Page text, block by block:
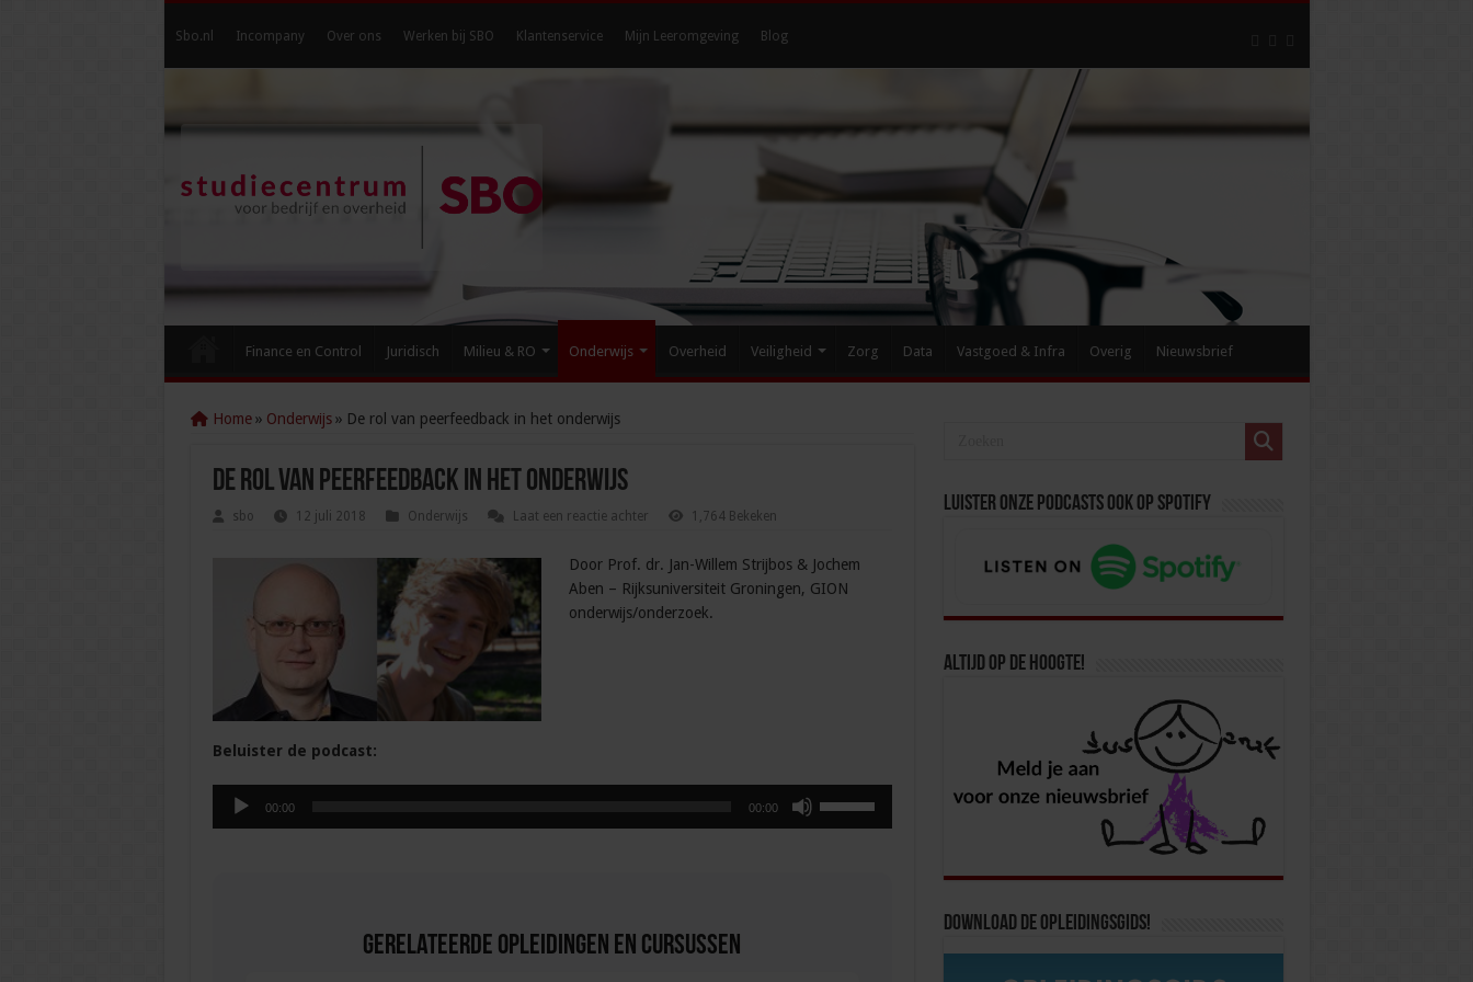
Sbo.nl Incompany Over ons Werken bij SBO Klantenservice Mijn Leeromgeving Blog
Finance en Control Juridisch Milieu & RO Onderwijs Overheid Veiligheid Zorg Data Vastgoed & Infra Overig Nieuwsbrief
Home » Onderwijs » De rol van peerfeedback in het onderwijs
De rol van peerfeedback in het onderwijs
sbo 12 juli 2018 Onderwijs Laat een reactie achter 1,764 Bekeken
Door Prof. dr. Jan-Willem Strijbos & Jochem
Aben – Rijksuniversiteit Groningen, GION
onderwijs/onderzoek.
Beluister de podcast:
Audiospeler
00:00 00:00
Gerelateerde Opleidingen en Cursussen
Luister onze podcasts ook op spotify
Altijd op de hoogte!
Download de opleidingsgids!